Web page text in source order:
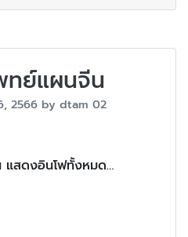
ย์แผนจีน
2566 by dtam 02
สดงอินโฟทั้งหมด…